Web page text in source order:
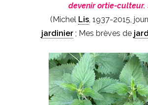
devenir ortie-culteur.
(Michel Lis, 1937-2015,
jardinier; Mes brèves de